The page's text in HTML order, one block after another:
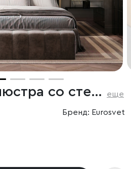
Потолочная люстра со стеклянными плафонами еще
Бренд: Eurosvet